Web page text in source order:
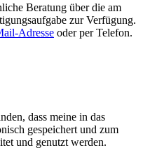
Beratung über die am
zur Verfügung.
Adresse oder per Telefon.
dass meine in das
gespeichert und zum
und genutzt werden.